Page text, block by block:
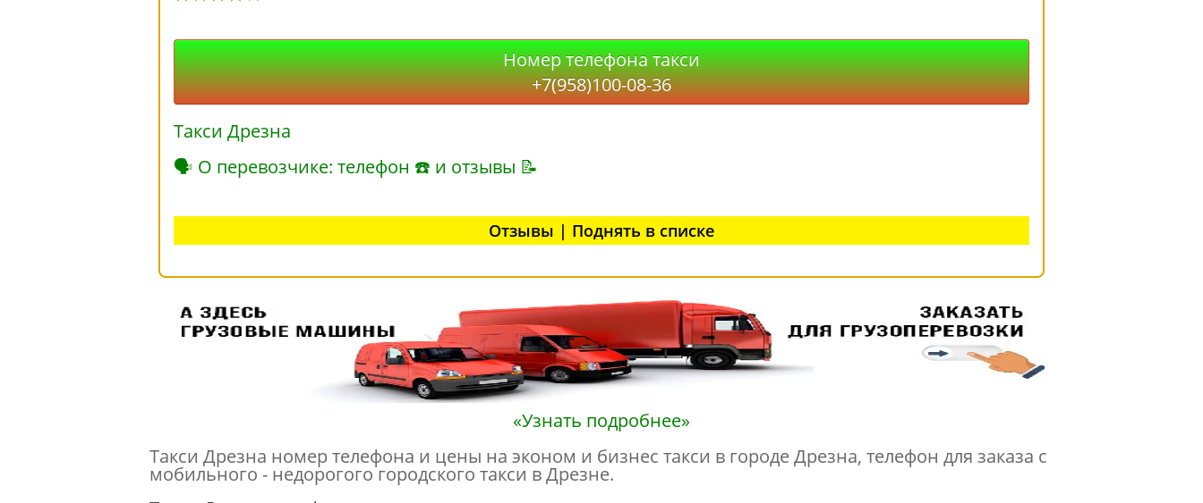
Номер телефона такси
+7(958)100-08-36
Такси Дрезна
🗣 О перевозчике: телефон ☎ и отзывы 📝
Отзывы | Поднять в списке
«Узнать подробнее»
Такси Дрезна номер телефона и цены на эконом и бизнес такси в городе Дрезна, телефон для заказа с
мобильного - недорогого городского такси в Дрезне.